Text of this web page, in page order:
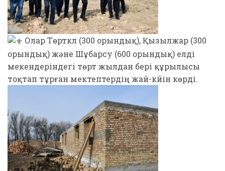
Олар Төрткүл (300 орындық), Қызылжар (300
орындық) және Шұбарсу (600 орындық) елді
мекендеріндегі төрт жылдан бері құрылысы
тоқтап тұрған мектептердің жай-күйін көрді.